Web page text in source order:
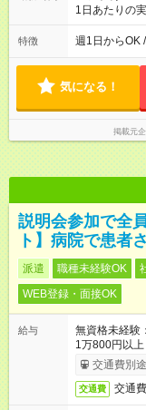
1日あたりの
9:30~18:00
16:00~21:30
特徴 週1日からOK
気になる！
掲載元
説明会参加で全
ト】病院で患者
派遣 職種未経験OK
WEB登録・面接OK
給与
無資格未経
1万800円以上
交通費別
交通費 交通